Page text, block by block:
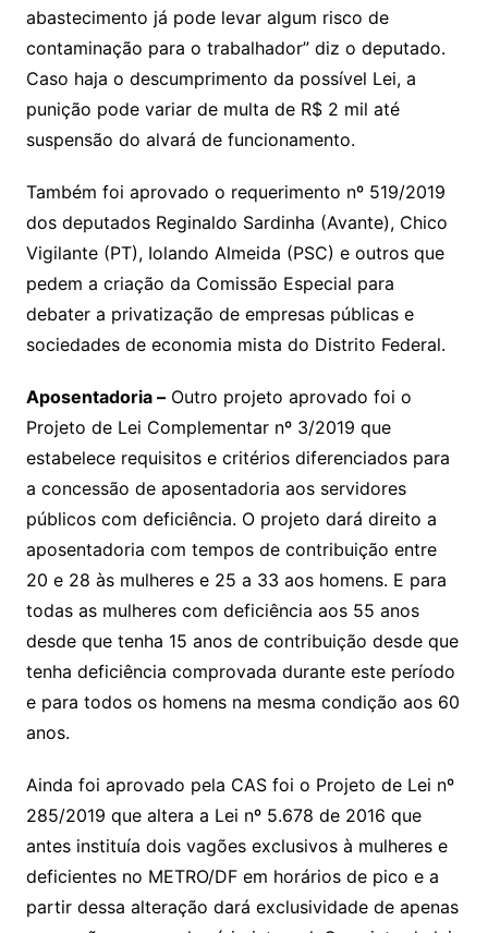
abastecimento já pode levar algum risco de
contaminação para o trabalhador” diz o deputado.
Caso haja o descumprimento da possível Lei, a
punição pode variar de multa de R$ 2 mil até
suspensão do alvará de funcionamento.
Também foi aprovado o requerimento nº 519/2019
dos deputados Reginaldo Sardinha (Avante), Chico
Vigilante (PT), Iolando Almeida (PSC) e outros que
pedem a criação da Comissão Especial para
debater a privatização de empresas públicas e
sociedades de economia mista do Distrito Federal.
Aposentadoria –Outro projeto aprovado foi o
Projeto de Lei Complementar nº 3/2019 que
estabelece requisitos e critérios diferenciados para
a concessão de aposentadoria aos servidores
públicos com deficiência. O projeto dará direito a
aposentadoria com tempos de contribuição entre
20 e 28 às mulheres e 25 a 33 aos homens. E para
todas as mulheres com deficiência aos 55 anos
desde que tenha 15 anos de contribuição desde que
tenha deficiência comprovada durante este período
e para todos os homens na mesma condição aos 60
anos.
Ainda foi aprovado pela CAS foi o Projeto de Lei nº
285/2019 que altera a Lei nº 5.678 de 2016 que
antes instituía dois vagões exclusivos à mulheres e
deficientes no METRO/DF em horários de pico e a
partir dessa alteração dará exclusividade de apenas